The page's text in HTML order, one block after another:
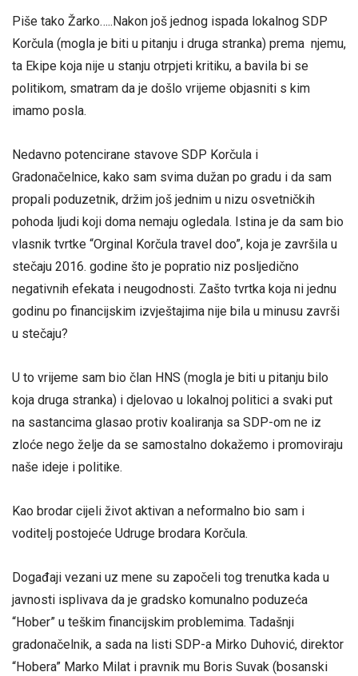
Piše tako Žarko…..Nakon još jednog ispada lokalnog SDP
Korčula (mogla je biti u pitanju i druga stranka) prema njemu,
ta Ekipe koja nije u stanju otrpjeti kritiku, a bavila bi se
politikom, smatram da je došlo vrijeme objasniti s kim
imamo posla.
Nedavno potencirane stavove SDP Korčula i
Gradonačelnice, kako sam svima dužan po gradu i da sam
propali poduzetnik, držim još jednim u nizu osvetničkih
pohoda ljudi koji doma nemaju ogledala. Istina je da sam bio
vlasnik tvrtke “Orginal Korčula travel doo”, koja je završila u
stečaju 2016. godine što je popratio niz posljedično
negativnih efekata i neugodnosti. Zašto tvrtka koja ni jednu
godinu po financijskim izvještajima nije bila u minusu završi
u stečaju?
U to vrijeme sam bio član HNS (mogla je biti u pitanju bilo
koja druga stranka) i djelovao u lokalnoj politici a svaki put
na sastancima glasao protiv koaliranja sa SDP-om ne iz
zloće nego želje da se samostalno dokažemo i promoviraju
naše ideje i politike.
Kao brodar cijeli život aktivan a neformalno bio sam i
voditelj postojeće Udruge brodara Korčula.
Događaji vezani uz mene su započeli tog trenutka kada u
javnosti isplivava da je gradsko komunalno poduzeća
“Hober” u teškim financijskim problemima. Tadašnji
gradonačelnik, a sada na listi SDP-a Mirko Duhović, direktor
“Hobera” Marko Milat i pravnik mu Boris Suvak (bosanski